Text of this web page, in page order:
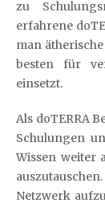
zu
erfahrene
man
besten für
einsetzt.
Als doTERRA
Schulungen
Wissen weiter
Netzwerk